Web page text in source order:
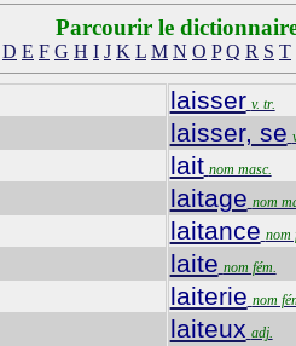
Parcourir le
D E F G H I J K L M N O P Q R S T
laisser v. tr.
laisser, se
lait nom masc.
laitage nom
laitance nom
laite nom fém.
laiterie nom
laiteux adj.